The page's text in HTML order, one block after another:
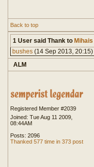
Back to top
1 User said Thank to Mihais
bushes (14 Sep 2013, 20:15)
ALM
Registered Member #2039
Joined: Tue Aug 11 2009,
08:44AM
Posts: 2096
Thanked 577 time in 373 post